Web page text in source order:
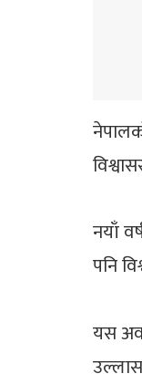
नयाँ
पनि
यस